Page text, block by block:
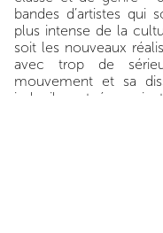
bandes d’artistes qui
plus intense de la
soit les nouveaux
avec trop de
mouvement et sa
indociles et